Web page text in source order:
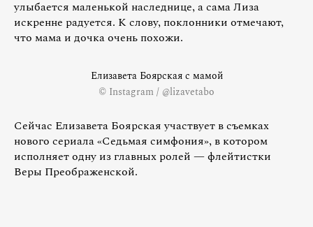
улыбается маленькой наследнице, а сама Лиза
искренне радуется. К слову, поклонники отмечают,
что мама и дочка очень похожи.
Елизавета Боярская с мамой
© Instagram / @lizavetabo
Сейчас Елизавета Боярская участвует в съемках
нового сериала «Седьмая симфония», в котором
исполняет одну из главных ролей — флейтистки
Веры Преображенской.